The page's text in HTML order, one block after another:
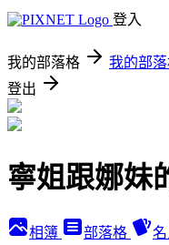
登入
我的部落格 我的部
登出
寧姐跟娜妹
相簿 部落格 名